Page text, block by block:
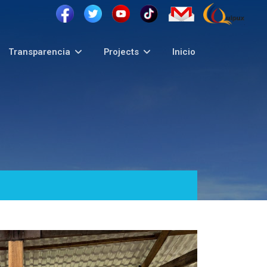
Transparencia Projects Inicio